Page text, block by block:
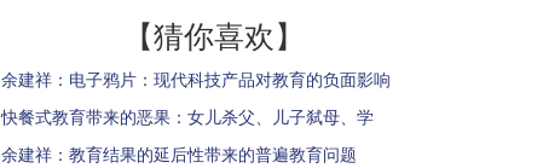
【猜你喜欢】
余建祥：电子鸦片：现代科技产品对教育的负面影响
快餐式教育带来的恶果：女儿杀父、儿子弑母、学
余建祥：教育结果的延后性带来的普遍教育问题